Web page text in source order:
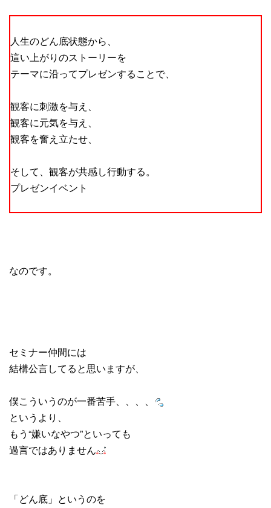
人生のどん底状態から、
這い上がりのストーリーを
テーマに沿ってプレゼンすることで、
観客に刺激を与え、
観客に元気を与え、
観客を奮え立たせ、
そして、観客が共感し行動する。
プレゼンイベント
なのです。
セミナー仲間には
結構公言してると思いますが、
僕こういうのが一番苦手、、、、
というより、
もう“嫌いなやつ”といっても
過言ではありません
「どん底」というのを